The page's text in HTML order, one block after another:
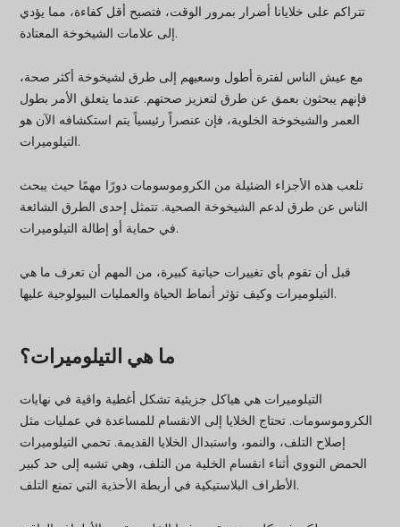
تتراكم على خلايانا أضرار بمرور الوقت، فتصبح أقل كفاءة، مما يؤدي
إلى علامات الشيخوخة المعتادة.
مع عيش الناس لفترة أطول وسعيهم إلى طرق لشيخوخة أكثر صحة،
فإنهم يبحثون بعمق عن طرق لتعزيز صحتهم. عندما يتعلق الأمر بطول
العمر والشيخوخة الخلوية، فإن عنصراً رئيسياً يتم استكشافه الآن هو
التيلوميرات.
تلعب هذه الأجزاء الضئيلة من الكروموسومات دورًا مهمًا حيث يبحث
الناس عن طرق لدعم الشيخوخة الصحية. تتمثل إحدى الطرق الشائعة
في حماية أو إطالة التيلوميرات.
قبل أن تقوم بأي تغييرات حياتية كبيرة، من المهم أن تعرف ما هي
التيلوميرات وكيف تؤثر أنماط الحياة والعمليات البيولوجية عليها.
ما هي التيلوميرات؟
التيلوميرات هي هياكل جزيئية تشكل أغطية واقية في نهايات
الكروموسومات. تحتاج الخلايا إلى الانقسام للمساعدة في عمليات مثل
إصلاح التلف، والنمو، واستبدال الخلايا القديمة. تحمي التيلوميرات
الحمض النووي أثناء انقسام الخلية من التلف، وهي تشبه إلى حد كبير
الأطراف البلاستيكية في أربطة الأحذية التي تمنع التلف.